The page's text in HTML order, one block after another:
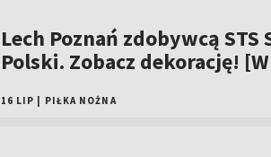
Lech Poznań zdobywcą
Polski. Zobacz dekorację!
16 LIP PIŁKA NOŻNA